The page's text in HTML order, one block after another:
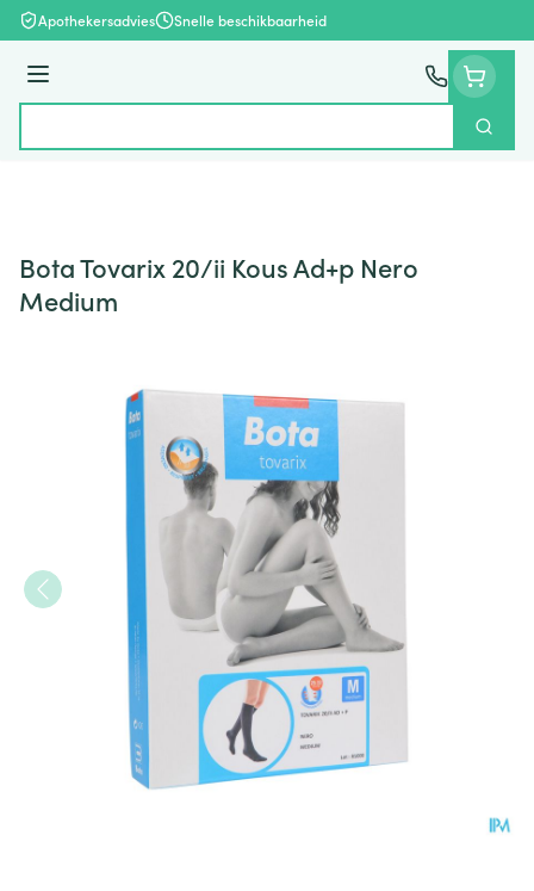
Ga naar de inhoud
Apothekersadvies Snelle beschikbaarheid
Menu
Zoek
Bota Tovarix 20/ii Kous Ad+p Nero
Medium